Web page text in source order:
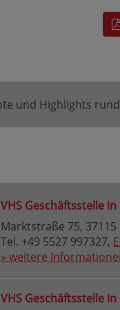
und Highlights
VHS Geschäftsstelle
Marktstraße 75,
Tel. +49 5527 997327,
» weitere
VHS Geschäftsstelle